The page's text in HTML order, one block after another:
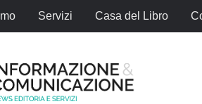
Servizi Casa del Libro